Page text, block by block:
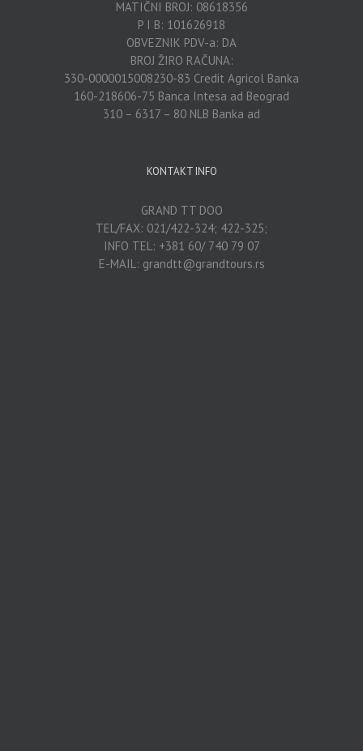
MATIČNI BROJ: 08618356
P I B: 101626918
OBVEZNIK PDV-a: DA
BROJ ŽIRO RAČUNA:
330-0000015008230-83 Credit Agricol Banka
160-218606-75 Banca Intesa ad Beograd
310 – 6317 – 80 NLB Banka ad
KONTAKT INFO
GRAND TT DOO
TEL/FAX: 021/422-324; 422-325;
INFO TEL: +381 60/ 740 79 07
E-MAIL: grandtt@grandtours.rs